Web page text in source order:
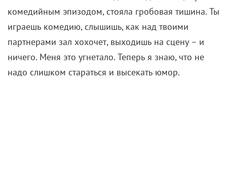
ничего. Меня это угнетало. Теперь я знаю, что не